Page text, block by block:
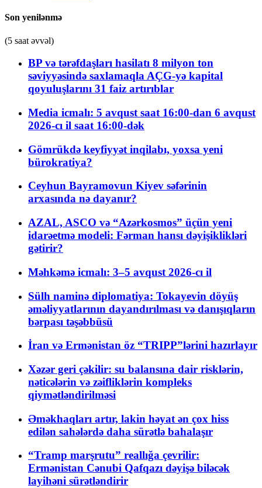
Son yenilənmə
(5 saat əvvəl)
BP və tərəfdaşları hasilatı 8 milyon ton
səviyyəsində saxlamaqla AÇG-yə kapital
qoyuluşlarını 31 faiz artırıblar
Media icmalı: 5 avqust saat 16:00-dan 6 avqust
2026-cı il saat 16:00-dək
Gömrükdə keyfiyyət inqilabı, yoxsa yeni
bürokratiya?
Ceyhun Bayramovun Kiyev səfərinin
arxasında nə dayanır?
AZAL, ASCO və “Azərkosmos” üçün yeni
idarəetmə modeli: Fərman hansı dəyişiklikləri
gətirir?
Məhkəmə icmalı: 3–5 avqust 2026-cı il
Sülh naminə diplomatiya: Tokayevin döyüş
əməliyyatlarının dayandırılması və danışıqların
bərpası təşəbbüsü
İran və Ermənistan öz “TRIPP”lərini hazırlayır
Xəzər geri çəkilir: su balansına dair risklərin,
nəticələrin və zəifliklərin kompleks
qiymətləndirilməsi
Əməkhaqları artır, lakin həyat ən çox hiss
edilən sahələrdə daha sürətlə bahalaşır
“Tramp marşrutu” reallığa çevrilir:
Ermənistan Cənubi Qafqazı dəyişə biləcək
layihəni sürətləndirir